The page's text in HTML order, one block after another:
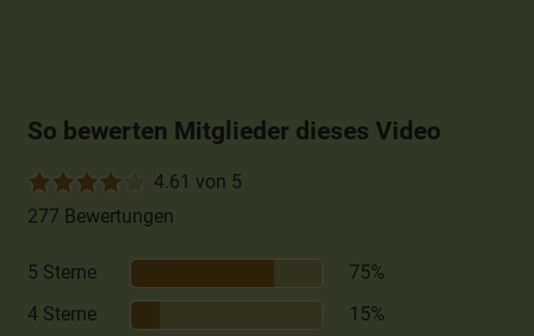
So bewerten Mitglieder dieses Video
4.61 von 5
277 Bewertungen
5 Sterne
75%
4 Sterne
15%